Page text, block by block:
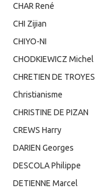
CHAR René
CHI Zijian
CHIYO-NI
CHODKIEWICZ Michel
CHRETIEN DE TROYES
Christianisme
CHRISTINE DE PIZAN
CREWS Harry
DARIEN Georges
DESCOLA Philippe
DETIENNE Marcel